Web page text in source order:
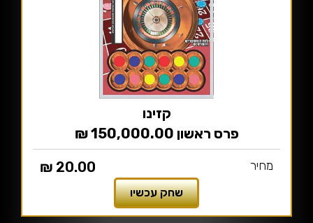
קזינו
פרס ראשון 150,000.00 ₪
מחיר 20.00 ₪
שחק עכשיו